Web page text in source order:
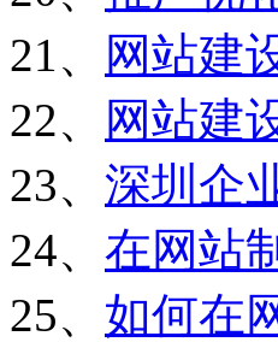
21、
网站建
22、
网站建
23、 深圳企
24、 在网站
25、 如何在